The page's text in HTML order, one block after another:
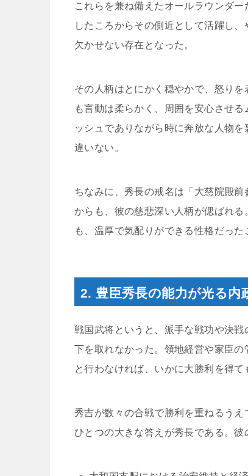
これらを兼ね備えたオールラウンダ
したころからその側近として活躍し
欠かせない存在となった。
その人柄はとにかく穏やかで、怒り
も言動は柔らかく、周囲を安心させ
ッシュでありながら時に奔放な人物
違いない。
ちなみに、秀長の戒名は「大慈院殿
からも、彼の慈悲深い人柄が偲ばれ
も、温厚で気配りができる性格だった
2. 豊臣秀長の能力が光る内
戦国武将というと、派手な戦功や決
下を取れなかった。領地経営や家臣
と行わなければ、いかに大勝利を得て
秀吉が数々の合戦で勝利を重ねるう
ひとつの大きな答えが秀長である。